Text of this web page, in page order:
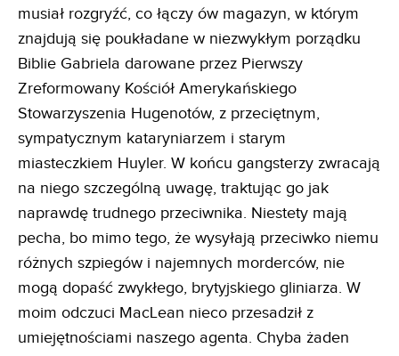
musiał rozgryźć, co łączy ów magazyn, w którym
znajdują się poukładane w niezwykłym porządku
Biblie Gabriela darowane przez Pierwszy
Zreformowany Kościół Amerykańskiego
Stowarzyszenia Hugenotów, z przeciętnym,
sympatycznym kataryniarzem i starym
miasteczkiem Huyler. W końcu gangsterzy zwracają
na niego szczególną uwagę, traktując go jak
naprawdę trudnego przeciwnika. Niestety mają
pecha, bo mimo tego, że wysyłają przeciwko niemu
różnych szpiegów i najemnych morderców, nie
mogą dopaść zwykłego, brytyjskiego gliniarza. W
moim odczuci MacLean nieco przesadził z
umiejętnościami naszego agenta. Chyba żaden